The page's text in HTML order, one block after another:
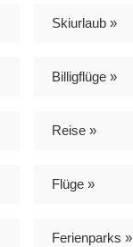
Skiurlaub »
Billigflüge »
Reise »
Flüge »
Ferienparks »